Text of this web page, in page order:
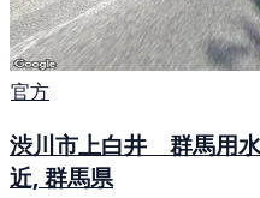
官方
渋川市上白井 群馬用
近, 群馬県